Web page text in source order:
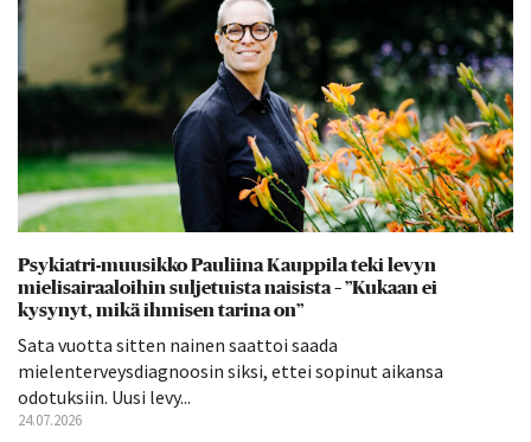
Psykiatri-muusikko Pauliina Kauppila teki levyn
mielisairaaloihin suljetuista naisista – ”Kukaan ei
kysynyt, mikä ihmisen tarina on”
Sata vuotta sitten nainen saattoi saada
mielenterveysdiagnoosin siksi, ettei sopinut aikansa
odotuksiin. Uusi levy...
24.07.2026